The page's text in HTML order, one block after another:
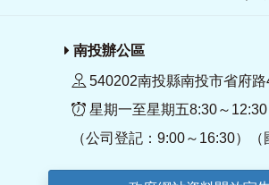
南投辦公區
540202南投縣南投市省府路
星期一至星期五8:30～
（公司登記：9:00～16:30）（